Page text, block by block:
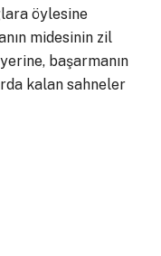
öylesine
midesinin zil
başarmanın
kalan sahneler